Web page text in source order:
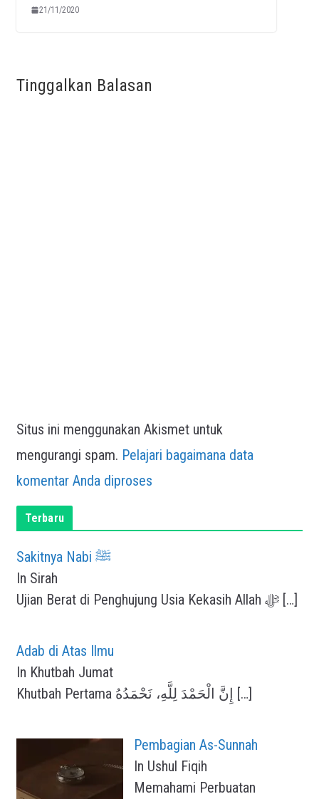
21/11/2020
Tinggalkan Balasan
Situs ini menggunakan Akismet untuk
mengurangi spam. Pelajari bagaimana data
komentar Anda diproses
Terbaru
Sakitnya Nabi ﷺ
In Sirah
Ujian Berat di Penghujung Usia Kekasih Allah ﷻ […]
Adab di Atas Ilmu
In Khutbah Jumat
[…]
Pembagian As-Sunnah
In Ushul Fiqih
Memahami Perbuatan